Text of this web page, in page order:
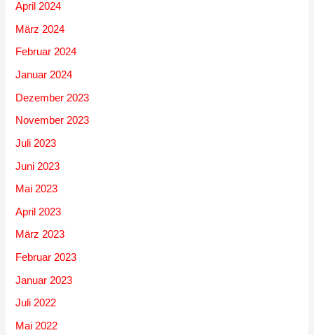
April 2024
März 2024
Februar 2024
Januar 2024
Dezember 2023
November 2023
Juli 2023
Juni 2023
Mai 2023
April 2023
März 2023
Februar 2023
Januar 2023
Juli 2022
Mai 2022